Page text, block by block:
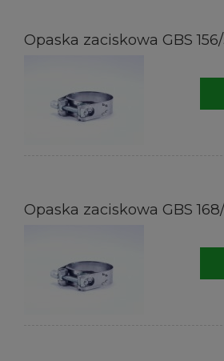
Opaska zaciskowa GBS
Opaska zaciskowa GBS